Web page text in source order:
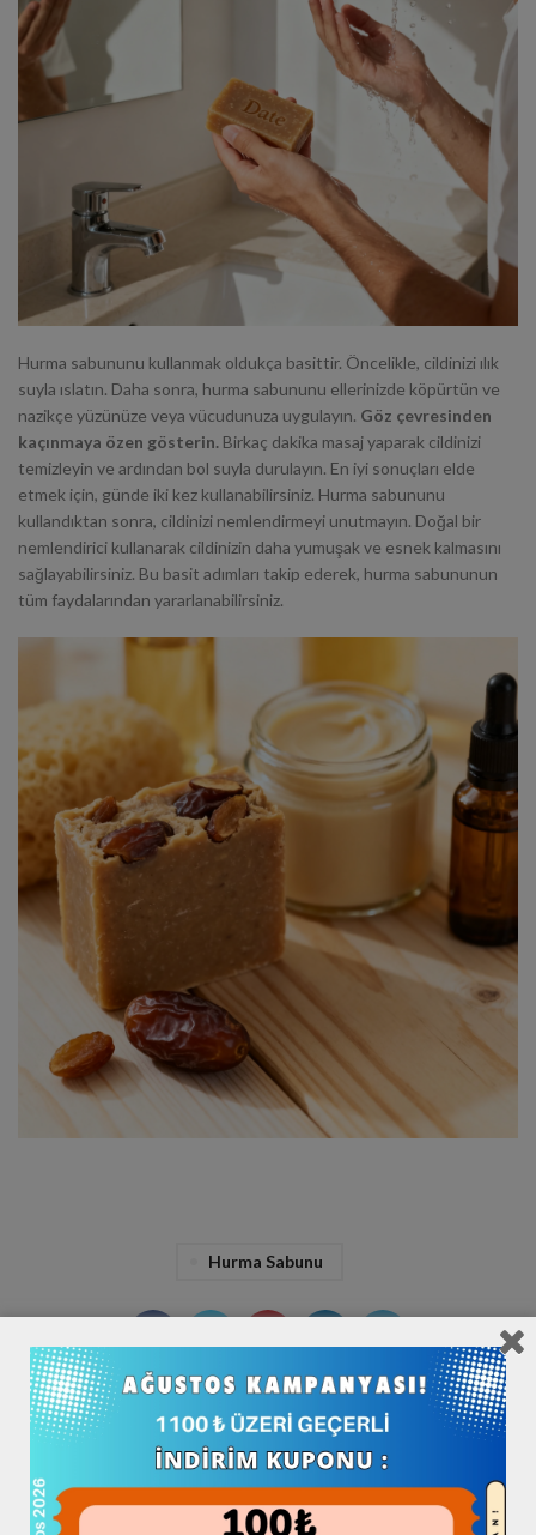
Hurma sabununu kullanmak oldukça basittir. Öncelikle, cildinizi ılık
suyla ıslatın. Daha sonra, hurma sabununu ellerinizde köpürtün ve
nazikçe yüzünüze veya vücudunuza uygulayın. Göz çevresinden
kaçınmaya özen gösterin. Birkaç dakika masaj yaparak cildinizi
temizleyin ve ardından bol suyla durulayın. En iyi sonuçları elde
etmek için, günde iki kez kullanabilirsiniz. Hurma sabununu
kullandıktan sonra, cildinizi nemlendirmeyi unutmayın. Doğal bir
nemlendirici kullanarak cildinizin daha yumuşak ve esnek kalmasını
sağlayabilirsiniz. Bu basit adımları takip ederek, hurma sabununun
tüm faydalarından yararlanabilirsiniz.
Hurma Sabunu
DAHA YENI DAHA ESKI